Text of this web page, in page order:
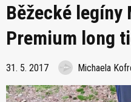
Běžecké legíny
Premium long
31. 5. 2017 Michaela